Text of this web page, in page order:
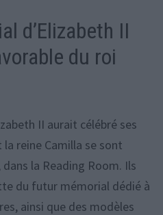
d’Elizabeth II
du roi
II aurait célébré ses
la reine Camilla se sont
la Reading Room. Ils
du futur mémorial dédié à
ainsi que des modèles